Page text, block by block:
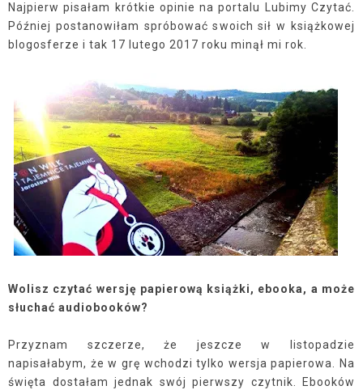
Najpierw pisałam krótkie opinie na portalu Lubimy Czytać.
Później postanowiłam spróbować swoich sił w książkowej
blogosferze i tak 17 lutego 2017 roku minął mi rok.
Wolisz czytać wersję papierową książki, ebooka, a może
słuchać audiobooków?
Przyznam szczerze, że jeszcze w listopadzie
napisałabym, że w grę wchodzi tylko wersja papierowa. Na
święta dostałam jednak swój pierwszy czytnik. Ebooków